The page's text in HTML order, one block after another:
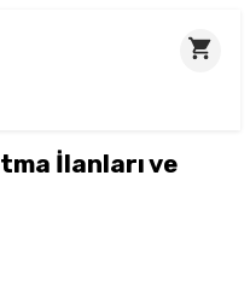
İlanları ve